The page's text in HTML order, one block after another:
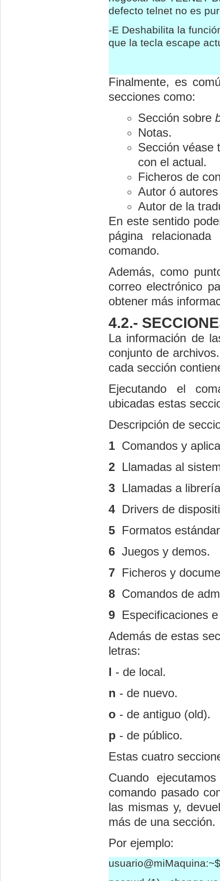
defecto telnet no es
-E Deshabilita la
que la tecla escape
Finalmente, es
secciones como:
Sección sobre
Notas.
Sección
con el actual.
Ficheros de
Autor ó
Autor de la
En este sentido
página
comando.
Además, como
correo electrónico
obtener más
4.2.-
La información de
conjunto de
cada sección
Ejecutando el
ubicadas estas
Descripción de
1  Comandos y
2  Llamadas al
3  Llamadas a
4  Drivers de
5  Formatos
6  Juegos y demos.
7  Ficheros y
8  Comandos de
9  Especificaciones
Además de estas
letras:
l - de local.
n - de nuevo.
o - de antiguo (old).
p - de público.
Estas cuatro
Cuando
comando pasado
las mismas y,
más de una sección.
Por ejemplo: